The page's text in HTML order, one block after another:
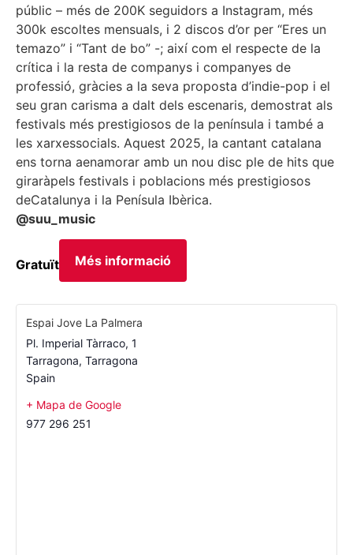
públic – més de 200K seguidors a Instagram, més
300k escoltes mensuals, i 2 discos d’or per “Eres un
temazo” i “Tant de bo” -; així com el respecte de la
crítica i la resta de companys i companyes de
professió, gràcies a la seva proposta d’indie-pop i el
seu gran carisma a dalt dels escenaris, demostrat als
festivals més prestigiosos de la península i també a
les xarxessocials. Aquest 2025, la cantant catalana
ens torna aenamorar amb un nou disc ple de hits que
giraràpels festivals i poblacions més prestigiosos
deCatalunya i la Penísula Ibèrica.
@suu_music
Gratuït Més informació
Espai Jove La Palmera
Pl. Imperial Tàrraco, 1
Tarragona, Tarragona
Spain
+ Mapa de Google
977 296 251